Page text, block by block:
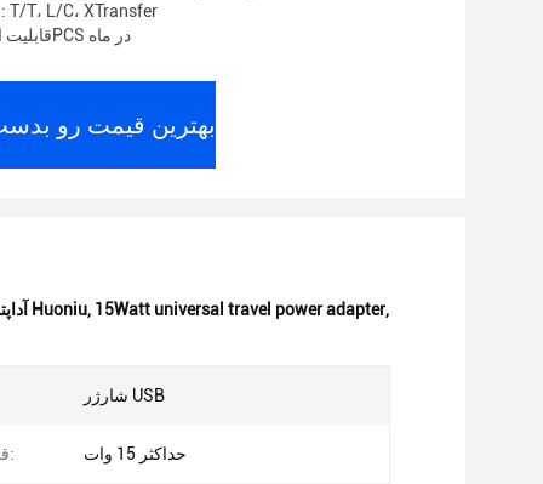
شرایط پرداخت: T/T، L/C، XTransfer
قابلیت ارائه: 2000000PCS در ماه
بهترین قیمت رو
آداپتور یونیورسال 15 وات,آداپتور قدرت مسافرت 15 وات,آداپتور قدرت سفر جهانی Huoniu, 15Watt universal travel power adapter,
شارژر USB
قدرت آمادگی: حداکثر 15 وات